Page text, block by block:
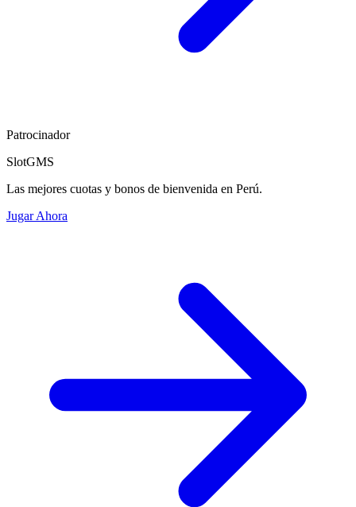
Patrocinador
SlotGMS
Las mejores cuotas y bonos de bienvenida en Perú.
Jugar Ahora